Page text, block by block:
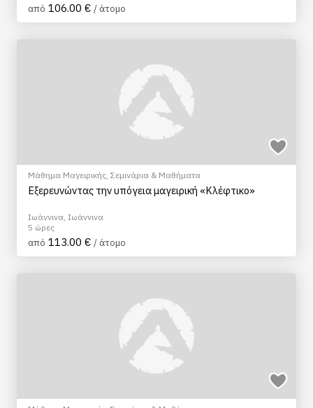
από 106.00 € / άτομο
Μάθημα Μαγειρικής, Σεμινάρια & Μαθήματα
Εξερευνώντας την υπόγεια μαγειρική «Κλέφτικο»
Ιωάννινα, Ιωάννινα
5 ώρες
από 113.00 € / άτομο